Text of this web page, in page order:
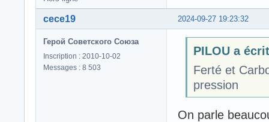
2024-09-27 19:23:32
cece19
Герой Советского Союза
Inscription : 2010-10-02
Messages : 8 503
PILOU a
Ferté et
pression
On parle